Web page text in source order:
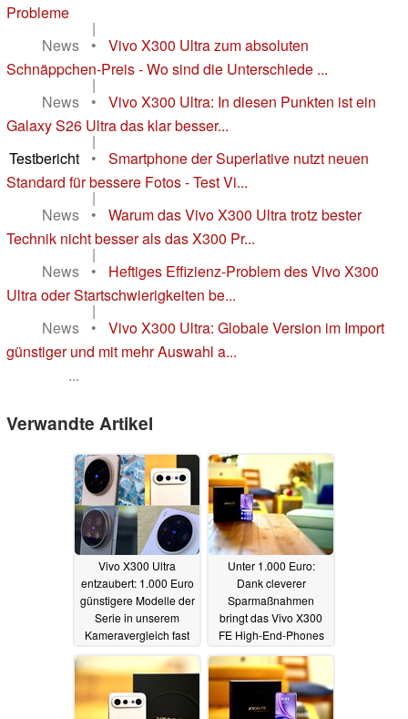
Probleme
|
News
•
Vivo X300 Ultra zum absoluten
Schnäppchen-Preis - Wo sind die Unterschiede ...
|
News
•
Vivo X300 Ultra: In diesen Punkten ist ein
Galaxy S26 Ultra das klar besser...
|
Testbericht
•
Smartphone der Superlative nutzt neuen
Standard für bessere Fotos - Test Vi...
|
News
•
Warum das Vivo X300 Ultra trotz bester
Technik nicht besser als das X300 Pr...
|
News
•
Heftiges Effizienz-Problem des Vivo X300
Ultra oder Startschwierigkeiten be...
|
News
•
Vivo X300 Ultra: Globale Version im Import
günstiger und mit mehr Auswahl a...
...
Verwandte Artikel
Vivo X300 Ultra
entzaubert: 1.000 Euro
günstigere Modelle der
Serie in unserem
Kameravergleich fast
09.07.2026
Unter 1.000 Euro:
Dank cleverer
Sparmaßnahmen
bringt das Vivo X300
FE High-End-Phones
08.07.2026